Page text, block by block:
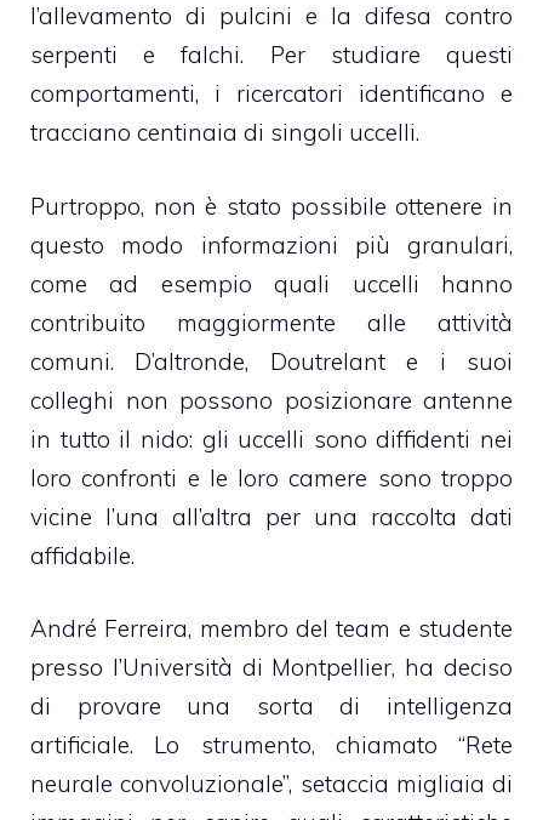
l’allevamento di pulcini e la difesa contro
serpenti e falchi. Per studiare questi
comportamenti, i ricercatori identificano e
tracciano centinaia di singoli uccelli.
Purtroppo, non è stato possibile ottenere in
questo modo informazioni più granulari,
come ad esempio quali uccelli hanno
contribuito maggiormente alle attività
comuni. D’altronde, Doutrelant e i suoi
colleghi non possono posizionare antenne
in tutto il nido: gli uccelli sono diffidenti nei
loro confronti e le loro camere sono troppo
vicine l’una all’altra per una raccolta dati
affidabile.
André Ferreira, membro del team e studente
presso l’Università di Montpellier, ha deciso
di provare una sorta di intelligenza
artificiale. Lo strumento, chiamato “Rete
neurale convoluzionale”, setaccia migliaia di